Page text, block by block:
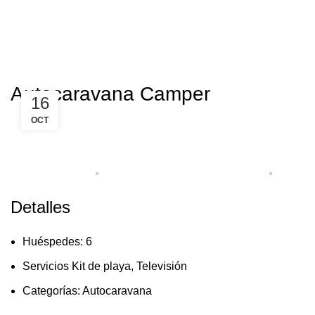
Autocaravana Camper
16
OCT
Detalles
Huéspedes: 6
Servicios Kit de playa, Televisión
Categorías: Autocaravana